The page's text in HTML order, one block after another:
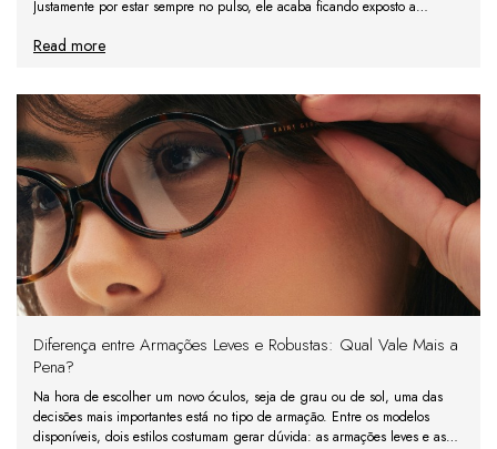
Justamente por estar sempre no pulso, ele acaba ficando exposto a
Read more
Diferença entre Armações Leves e Robustas: Qual Vale Mais a
Pena?
Na hora de escolher um novo óculos, seja de grau ou de sol, uma das
decisões mais importantes está no tipo de armação. Entre os modelos
disponíveis, dois estilos costumam gerar dúvida: as armações leves e as